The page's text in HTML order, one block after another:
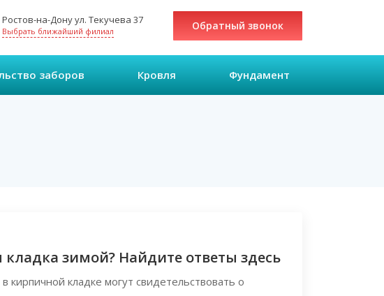
Ростов-на-Дону ул. Текучева 37
Выбрать ближайший филиал Обратный звонок
заборов Кровля Фундамент
зимой? Найдите ответы здесь
кладке могут свидетельствовать о